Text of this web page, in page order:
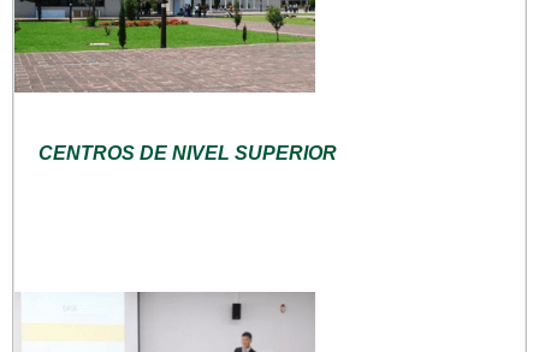
CENTROS DE NIVEL SUPERIOR